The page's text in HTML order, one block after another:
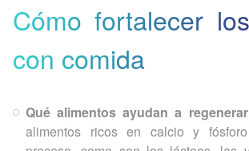
Cómo fortalecer
con comida
Qué alimentos ayudan a
alimentos ricos en calcio y